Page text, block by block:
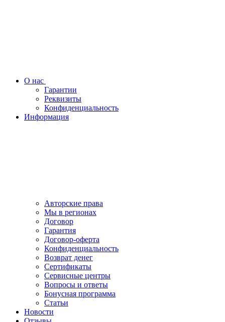
О нас
Гарантии
Реквизиты
Конфиденциальность
Информация
Авторские права
Мы в регионах
Договор
Гарантия
Договор-оферта
Конфиденциальность
Возврат денег
Сертификаты
Сервисные центры
Вопросы и ответы
Бонусная программа
Статьи
Новости